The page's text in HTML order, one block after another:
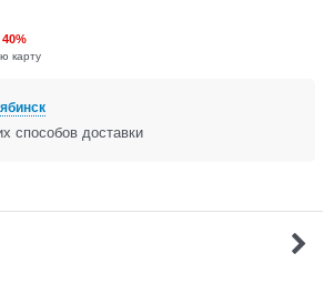
40%
карту
способов доставки